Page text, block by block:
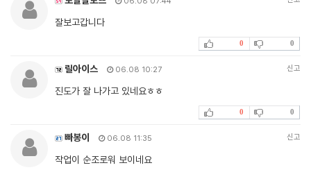
잘보고갑니다
0 0
릴아이스 06.08 10:27 신고
진도가 잘 나가고 있네요ㅎㅎ
0 0
빠봉이 06.08 11:35 신고
작업이 순조로워 보이네요